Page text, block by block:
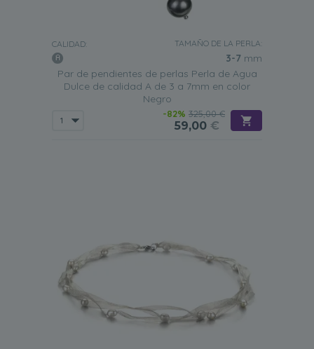
CALIDAD: TAMAÑO DE LA PERLA:
3-7 mm
Par de pendientes de perlas Perla de Agua
Dulce de calidad A de 3 a 7mm en color
Negro
-82% 325,00 €
59,00 €